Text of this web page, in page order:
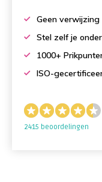
Geen
Stel zelf je
1000+
ISO-
2415 beoordelingen